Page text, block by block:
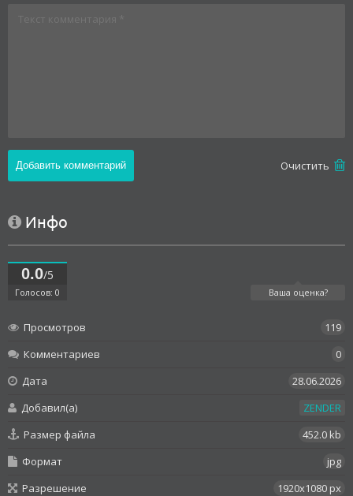
Oчистить
Инфо
0.0/5
Голосов: 0 Ваша оценка?
Просмотров
119
Комментариев
0
Дата
28.06.2026
Добавил(а)
ZENDER
Размер файла
452.0 kb
Формат
jpg
Разрешение
1920x1080 px